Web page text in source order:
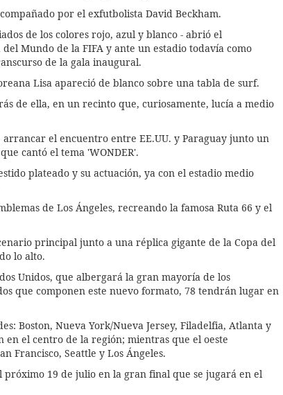
por el exfutbolista David Beckham.
de los colores rojo, azul y blanco - abrió el
Mundo de la FIFA y ante un estadio todavía como
de la gala inaugural.
Lisa apareció de blanco sobre una tabla de surf.
de ella, en un recinto que, curiosamente, lucía a medio
el encuentro entre EE.UU. y Paraguay junto un
cantó el tema 'WONDER'.
plateado y su actuación, ya con el estadio medio
de Los Ángeles, recreando la famosa Ruta 66 y el
principal junto a una réplica gigante de la Copa del
lo alto.
Unidos, que albergará la gran mayoría de los
que componen este nuevo formato, 78 tendrán lugar en
Boston, Nueva York/Nueva Jersey, Filadelfia, Atlanta y
en el centro de la región; mientras que el oeste
Francisco, Seattle y Los Ángeles.
19 de julio en la gran final que se jugará en el